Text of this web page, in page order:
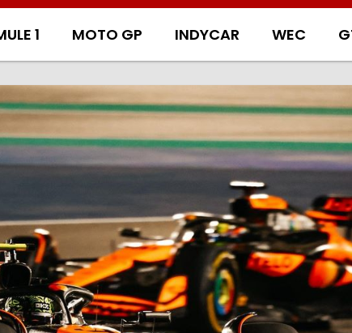
1 MOTO GP INDYCAR WEC